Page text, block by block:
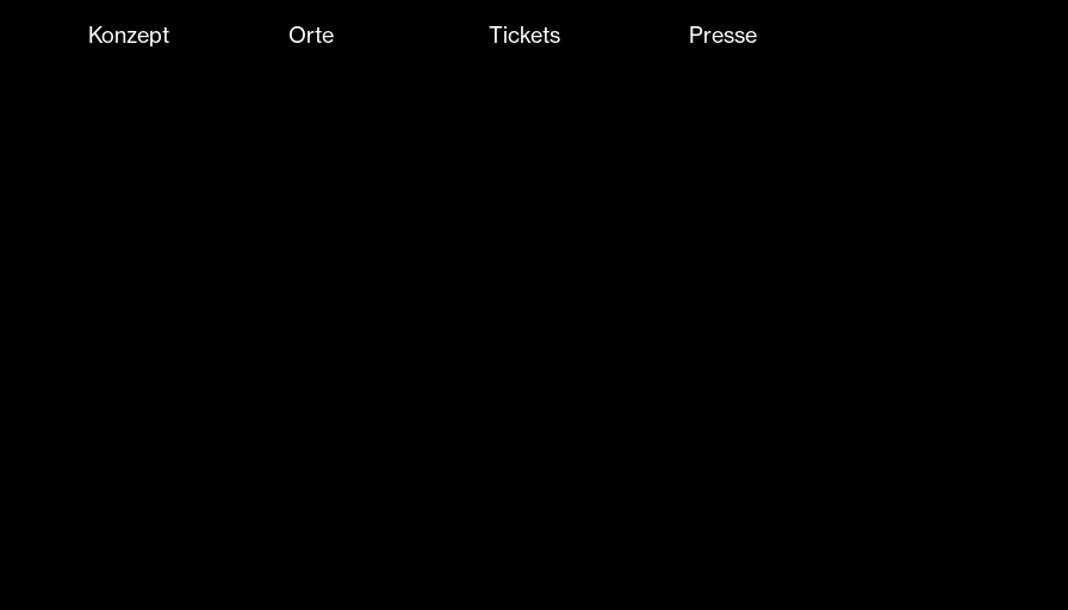
Konzept Orte Tickets Presse